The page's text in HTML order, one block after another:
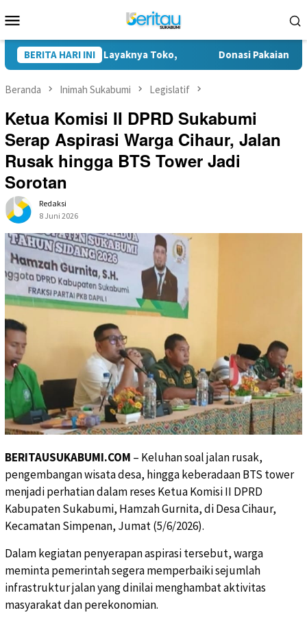
ke
Mobile
BERITA HARI INI
Ditata Layaknya Toko, Donasi Pakaian Korban
Beranda Inimah Sukabumi Legislatif
Ketua Komisi II DPRD Sukabumi
Serap Aspirasi Warga Cihaur, Jalan
Rusak hingga BTS Tower Jadi
Sorotan
Redaksi
8 Juni 2026
BERITAUSUKABUMI.COM – Keluhan soal jalan rusak,
pengembangan wisata desa, hingga keberadaan BTS tower
menjadi perhatian dalam reses Ketua Komisi II DPRD
Kabupaten Sukabumi, Hamzah Gurnita, di Desa Cihaur,
Kecamatan Simpenan, Jumat (5/6/2026).
Dalam kegiatan penyerapan aspirasi tersebut, warga
meminta pemerintah segera memperbaiki sejumlah
infrastruktur jalan yang dinilai menghambat aktivitas
masyarakat dan perekonomian.